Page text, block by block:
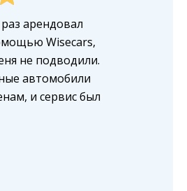
арендовал
Wisecars,
не подводили.
автомобили
и сервис был